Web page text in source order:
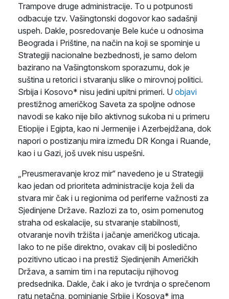
Trampove druge administracije. To u potpunosti
odbacuje tzv. Vašingtonski dogovor kao sadašnji
uspeh. Dakle, posredovanje Bele kuće u odnosima
Beograda i Prištine, na način na koji se spominje u
Strategiji nacionalne bezbednosti, je samo delom
bazirano na Vašingtonskom sporazumu, dok je
suština u retorici i stvaranju slike o mirovnoj politici.
Srbija i Kosovo* nisu jedini upitni primeri. U objavi
prestižnog američkog Saveta za spoljne odnose
navodi se kako nije bilo aktivnog sukoba ni u primeru
Etiopije i Egipta, kao ni Jermenije i Azerbejdžana, dok
napori o postizanju mira između DR Konga i Ruande,
kao i u Gazi, još uvek nisu uspešni.
„Preusmeravanje kroz mir“ navedeno je u Strategiji
kao jedan od prioriteta administracije koja želi da
stvara mir čak i u regionima od periferne važnosti za
Sjedinjene Države. Razlozi za to, osim pomenutog
straha od eskalacije, su stvaranje stabilnosti,
otvaranje novih tržišta i jačanje američkog uticaja.
Iako to ne piše direktno, ovakav cilj bi posledično
pozitivno uticao i na prestiž Sjedinjenih Američkih
Država, a samim tim i na reputaciju njihovog
predsednika. Dakle, čak i ako je tvrdnja o sprečenom
ratu netačna, pominjanje Srbije i Kosova* ima